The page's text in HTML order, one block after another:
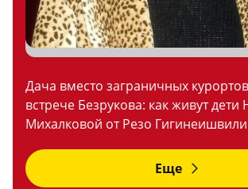
Дача вместо заграничных
встрече Безрукова: как живут
Михалковой от Резо Гигинеишвили
Еще